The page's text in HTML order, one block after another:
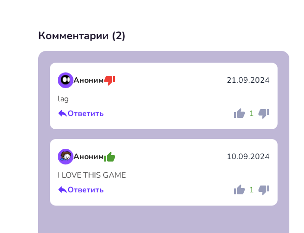
Комментарии (2)
Аноним
21.09.2024
lag
Ответить
1
Отмена Коментировать
Аноним
10.09.2024
I LOVE THIS GAME
Ответить
1